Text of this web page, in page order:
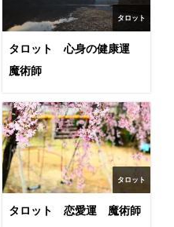
タロット
タロット 心身の健康運
魔術師
タロット
タロット 恋愛運 魔術師